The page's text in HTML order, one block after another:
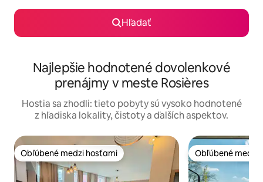
Hľadať
Najlepšie hodnotené dovolenkové
prenájmy v meste Rosières
Hostia sa zhodli: tieto pobyty sú vysoko hodnotené
z hľadiska lokality, čistoty a ďalších aspektov.
Obľúbené medzi hosťami
Obľúbené medzi hosťami Obľúbené medzi
Obľúbené medzi